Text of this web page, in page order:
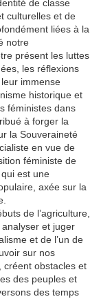
de classe
culturelles et de
liées à la
notre
présent les luttes
les réflexions
immense
historique et
féministes dans
à forger la
la Souveraineté
en vue de
féministe de
est une
axée sur la
de l’agriculture,
et juger
et de l’un de
sur nos
créent obstacles et
des peuples et
des temps